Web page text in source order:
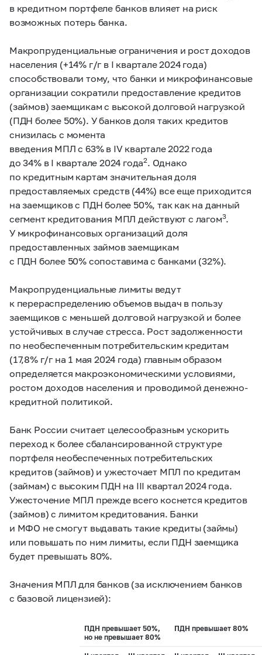
в кредитном портфеле банков влияет на риск
возможных потерь банка.
Макропруденциальные ограничения и рост доходов
населения (+14% г/г в I квартале 2024 года)
способствовали тому, что банки и микрофинансовые
организации сократили предоставление кредитов
(займов) заемщикам с высокой долговой нагрузкой
(ПДН более 50%). У банков доля таких кредитов
снизилась с момента
введения МПЛ с 63% в IV квартале 2022 года
до 34% в I квартале 2024 года2. Однако
по кредитным картам значительная доля
предоставляемых средств (44%) все еще приходится
на заемщиков с ПДН более 50%, так как на данный
сегмент кредитования МПЛ действуют с лагом3.
У микрофинансовых организаций доля
предоставленных займов заемщикам
с ПДН более 50% сопоставима с банками (32%).
Макропруденциальные лимиты ведут
к перераспределению объемов выдач в пользу
заемщиков с меньшей долговой нагрузкой и более
устойчивых в случае стресса. Рост задолженности
по необеспеченным потребительским кредитам
(17,8% г/г на 1 мая 2024 года) главным образом
определяется макроэкономическими условиями,
ростом доходов населения и проводимой денежно-
кредитной политикой.
Банк России считает целесообразным ускорить
переход к более сбалансированной структуре
портфеля необеспеченных потребительских
кредитов (займов) и ужесточает МПЛ по кредитам
(займам) с высоким ПДН на III квартал 2024 года.
Ужесточение МПЛ прежде всего коснется кредитов
(займов) с лимитом кредитования. Банки
и МФО не смогут выдавать такие кредиты (займы)
или повышать по ним лимиты, если ПДН заемщика
будет превышать 80%.
Значения МПЛ для банков (за исключением банков
с базовой лицензией):
ПДН превышает 50%,
но не превышает 80%
ПДН превышает 80%